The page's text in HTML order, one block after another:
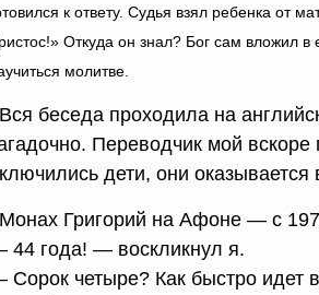
к ответу. Судья взял ребенка от
Откуда он знал? Бог сам вложил в
молитве.
Вся беседа проходила на
Переводчик мой
дети, они
Монах Григорий на Афоне — с
44 года! — воскликнул я.
Сорок четыре? Как быстро идет